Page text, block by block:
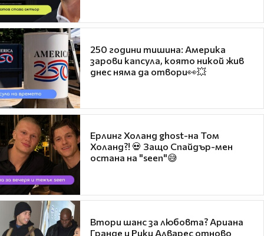
250 години тишина: Америка
зарови капсула, която никой жив
днес няма да отвори👀💥
Ерлинг Холанд ghost-на Том
Холанд?! 💀 Защо Спайдър-мен
остана на "seen"😅
Втори шанс за любовта? Ариана
Гранде и Рики Алварес отново